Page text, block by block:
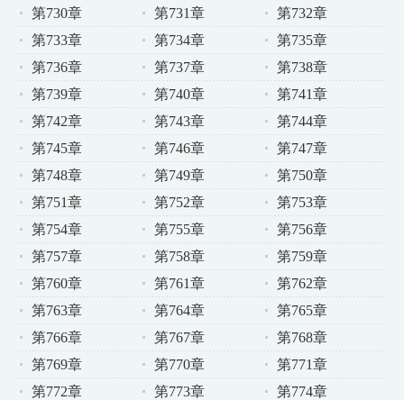
第730章
第731章
第732章
第733章
第734章
第735章
第736章
第737章
第738章
第739章
第740章
第741章
第742章
第743章
第744章
第745章
第746章
第747章
第748章
第749章
第750章
第751章
第752章
第753章
第754章
第755章
第756章
第757章
第758章
第759章
第760章
第761章
第762章
第763章
第764章
第765章
第766章
第767章
第768章
第769章
第770章
第771章
第772章
第773章
第774章